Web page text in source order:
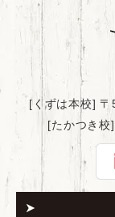
[くずは本校]
[たかつき